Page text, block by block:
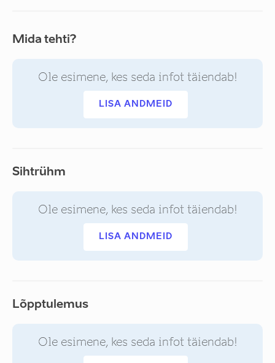
Mida tehti?
Ole esimene, kes seda infot täiendab!
LISA ANDMEID
Sihtrühm
Ole esimene, kes seda infot täiendab!
LISA ANDMEID
Lõpptulemus
Ole esimene, kes seda infot täiendab!